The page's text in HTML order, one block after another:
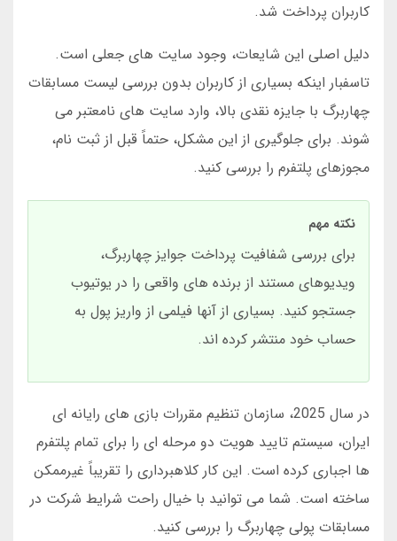
کاربران پرداخت شد.
دلیل اصلی این شایعات، وجود سایت های جعلی است.
تاسفبار اینکه بسیاری از کاربران بدون بررسی لیست مسابقات
چهاربرگ با جایزه نقدی بالا، وارد سایت های نامعتبر می
شوند. برای جلوگیری از این مشکل، حتماً قبل از ثبت نام،
مجوزهای پلتفرم را بررسی کنید.
نکته مهم
برای بررسی شفافیت پرداخت جوایز چهاربرگ،
ویدیوهای مستند از برنده های واقعی را در یوتیوب
جستجو کنید. بسیاری از آنها فیلمی از واریز پول به
حساب خود منتشر کرده اند.
در سال 2025، سازمان تنظیم مقررات بازی های رایانه ای
ایران، سیستم تایید هویت دو مرحله ای را برای تمام پلتفرم
ها اجباری کرده است. این کار کلاهبرداری را تقریباً غیرممکن
ساخته است. شما می توانید با خیال راحت شرایط شرکت در
مسابقات پولی چهاربرگ را بررسی کنید.